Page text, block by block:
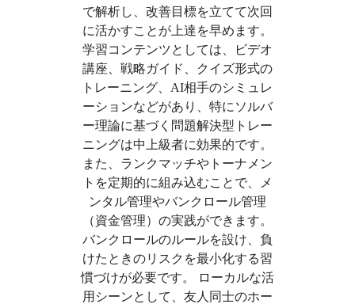
で解析し、改善目標を立てて次回
に活かすことが上達を早めます。
学習コンテンツとしては、ビデオ
講座、戦略ガイド、クイズ形式の
トレーニング、AI相手のシミュレ
ーションなどがあり、特にソルバ
ー理論に基づく問題解決型トレー
ニングは中上級者に効果的です。
また、ランクマッチやトーナメン
トを定期的に組み込むことで、メ
ンタル管理やバンクロール管理
（資金管理）の実践ができます。
バンクロールのルールを設け、負
けたときのリスクを最小化する習
慣づけが必要です。 ローカルな活
用シーンとして、友人同士のホー